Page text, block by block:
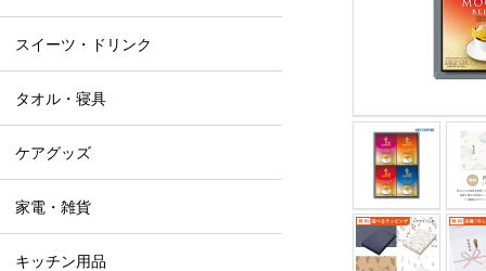
スイーツ・ドリンク
タオル・寝具
ケアグッズ
家電・雑貨
キッチン用品